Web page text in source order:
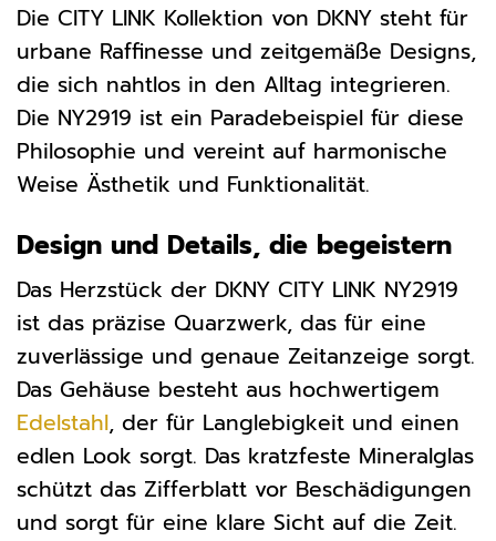
Die CITY LINK Kollektion von DKNY steht für
urbane Raffinesse und zeitgemäße Designs,
die sich nahtlos in den Alltag integrieren.
Die NY2919 ist ein Paradebeispiel für diese
Philosophie und vereint auf harmonische
Weise Ästhetik und Funktionalität.
Design und Details, die begeistern
Das Herzstück der DKNY CITY LINK NY2919
ist das präzise Quarzwerk, das für eine
zuverlässige und genaue Zeitanzeige sorgt.
Das Gehäuse besteht aus hochwertigem
Edelstahl, der für Langlebigkeit und einen
edlen Look sorgt. Das kratzfeste Mineralglas
schützt das Zifferblatt vor Beschädigungen
und sorgt für eine klare Sicht auf die Zeit.